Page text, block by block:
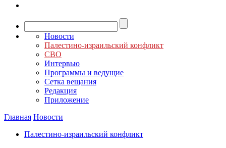
Новости
Палестино-израильский конфликт
СВО
Интервью
Программы и ведущие
Сетка вещания
Редакция
Приложение
Главная Новости
Палестино-израильский конфликт